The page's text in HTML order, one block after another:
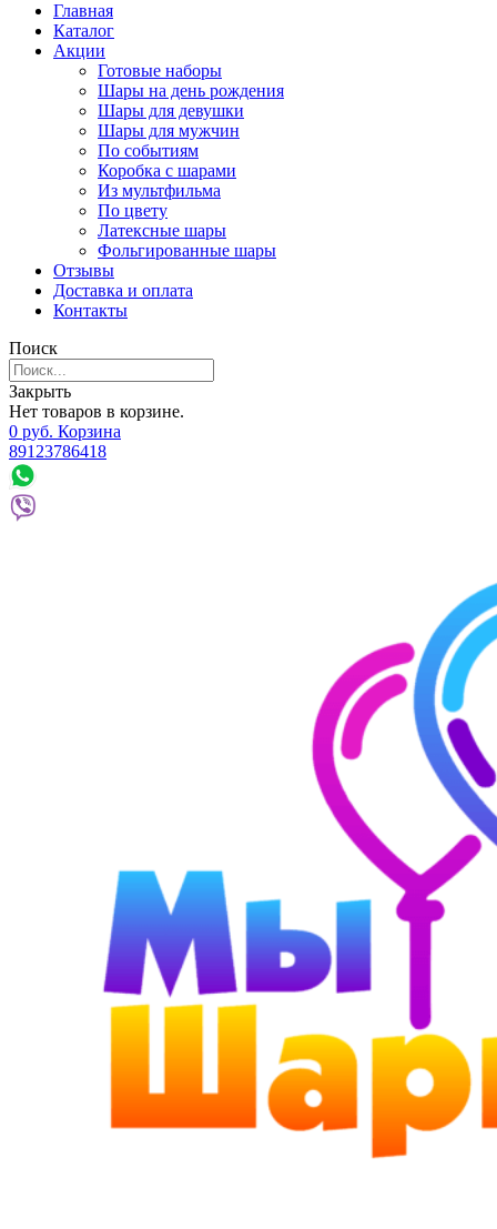
Главная
Каталог
Акции
Готовые наборы
Шары на день рождения
Шары для девушки
Шары для мужчин
По событиям
Коробка с шарами
Из мультфильма
По цвету
Латексные шары
Фольгированные шары
Отзывы
Доставка и оплата
Контакты
Поиск
Закрыть
Нет товаров в корзине.
0 руб. Корзина
89123786418